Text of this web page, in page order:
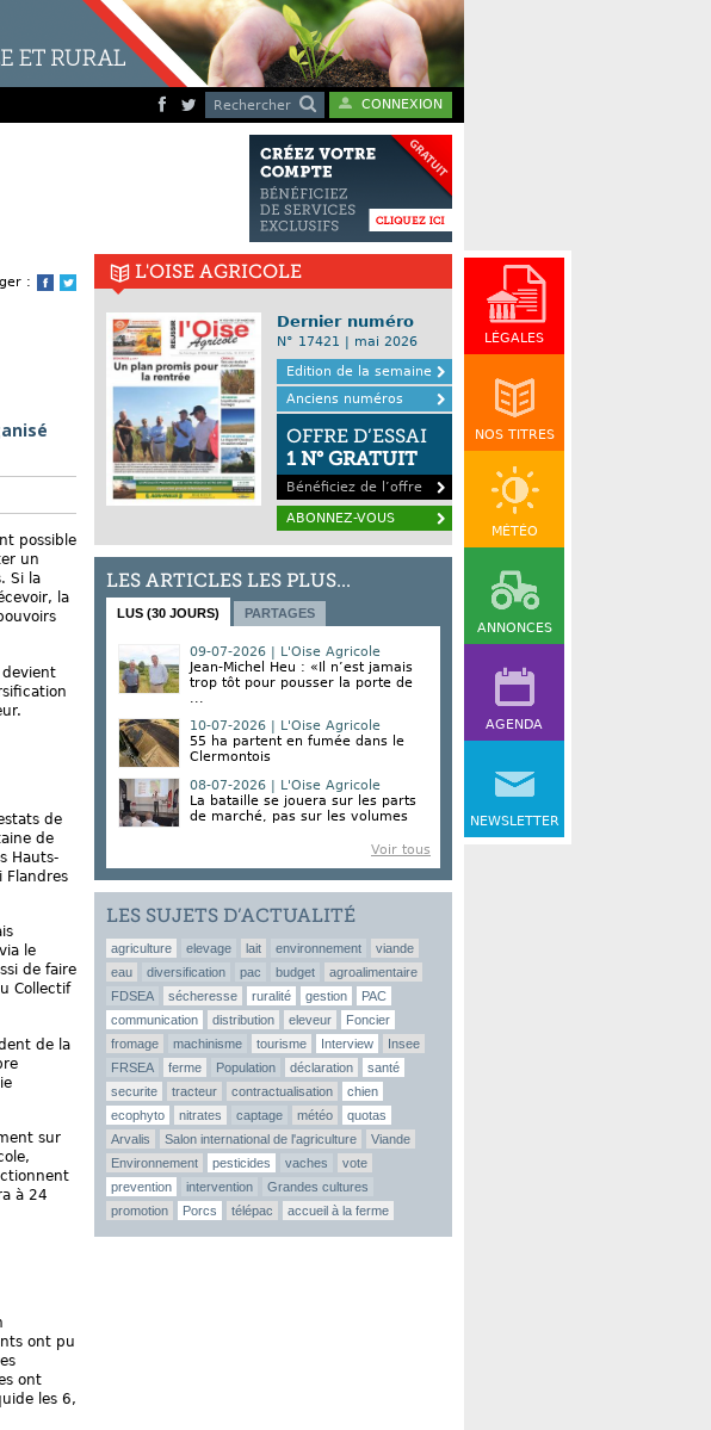
Rechercher CONNEXION
LÉGALES
NOS TITRES
MÉTÉO
ANNONCES
AGENDA
NEWSLETTER
:
Facebook
Twitter
possible
un
Si la
la
devient
de
de
Hauts-
Flandres
le
de faire
Collectif
de la
sur
à 24
ont pu
ont
les 6,
L'OISE AGRICOLE
Dernier numéro
N° 17421 | mai 2026
Edition de la semaine
Anciens numéros
OFFRE D’ESSAI
1 N° GRATUIT
Bénéficiez de l’offre
ABONNEZ-VOUS
LES ARTICLES LES PLUS...
LUS (30 JOURS) PARTAGES
09-07-2026 | L'Oise Agricole
Jean-Michel Heu : «Il n’est jamais
trop tôt pour pousser la porte de
...
10-07-2026 | L'Oise Agricole
55 ha partent en fumée dans le
Clermontois
08-07-2026 | L'Oise Agricole
La bataille se jouera sur les parts
de marché, pas sur les volumes
Voir tous
LES SUJETS D’ACTUALITÉ
agriculture elevage lait environnement
viande
eau
diversification pac budget
agroalimentaire
FDSEA
sécheresse ruralité gestion
PAC
communication
distribution eleveur
Foncier
fromage
machinisme tourisme Interview
Insee
FRSEA
ferme Population déclaration
santé
securite
tracteur contractualisation
chien
ecophyto
nitrates captage météo
quotas
Arvalis
Salon international de l'agriculture
Viande
Environnement
pesticides vaches
vote
prevention
intervention
Grandes cultures
promotion
Porcs télépac accueil à la ferme